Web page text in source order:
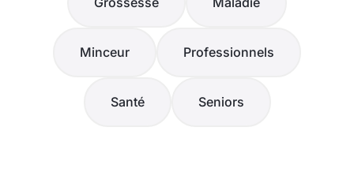
Minceur Professionnels
Santé Seniors